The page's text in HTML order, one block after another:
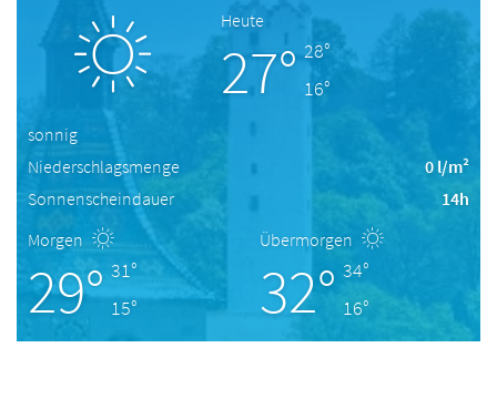
Heute
27° 28°
16°
sonnig
Niederschlagsmenge
0 l/m²
Sonnenscheindauer
14h
Morgen
29° 31°
15°
Übermorgen
32° 34°
16°